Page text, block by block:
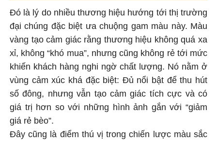
Đó là lý do nhiều thương hiệu hướng tới thị trường
đại chúng đặc biệt ưa chuộng gam màu này. Màu
vàng tạo cảm giác rằng thương hiệu không quá xa
xỉ, không “khó mua”, nhưng cũng không rẻ tới mức
khiến khách hàng nghi ngờ chất lượng. Nó nằm ở
vùng cảm xúc khá đặc biệt: Đủ nổi bật để thu hút
số đông, nhưng vẫn tạo cảm giác tích cực và có
giá trị hơn so với những hình ảnh gắn với “giảm
giá rẻ bèo”.
Đây cũng là điểm thú vị trong chiến lược màu sắc